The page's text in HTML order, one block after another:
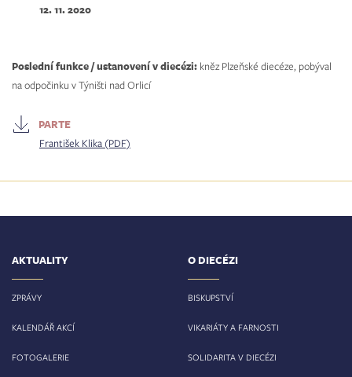
12. 11. 2020
Poslední funkce / ustanovení v diecézi: kněz Plzeňské diecéze, pobýval
na odpočinku v Týništi nad Orlicí
PARTE
František Klika (PDF)
AKTUALITY
ZPRÁVY
KALENDÁŘ AKCÍ
FOTOGALERIE
O DIECÉZI
BISKUPSTVÍ
VIKARIÁTY A FARNOSTI
SOLIDARITA V DIECÉZI